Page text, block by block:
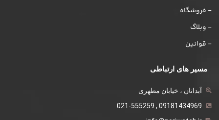
- فروشگاه
- وبلاگ
- قوانین
مسیر های ارتباطی
آبدانان ، خیابان مطهری
09181434969 , 021-555259